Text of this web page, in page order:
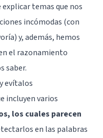
explicar temas que nos
incómodas (con
y, además, hemos
el razonamiento
saber.
evítalos
incluyen varios
los cuales parecen
en las palabras